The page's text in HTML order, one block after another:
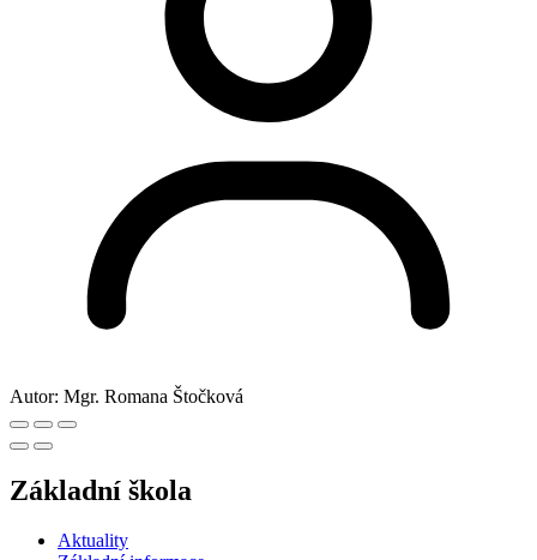
Autor: Mgr. Romana Štočková
Základní škola
Aktuality